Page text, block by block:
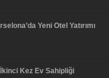
Yeni Otel Yatırımı
Kez Ev Sahipliği